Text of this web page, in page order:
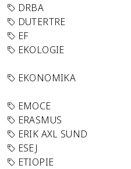
DRBA
DUTERTRE
EF
EKOLOGIE
EKONOMIKA
EMOCE
ERASMUS
ERIK AXL SUND
ESEJ
ETIOPIE